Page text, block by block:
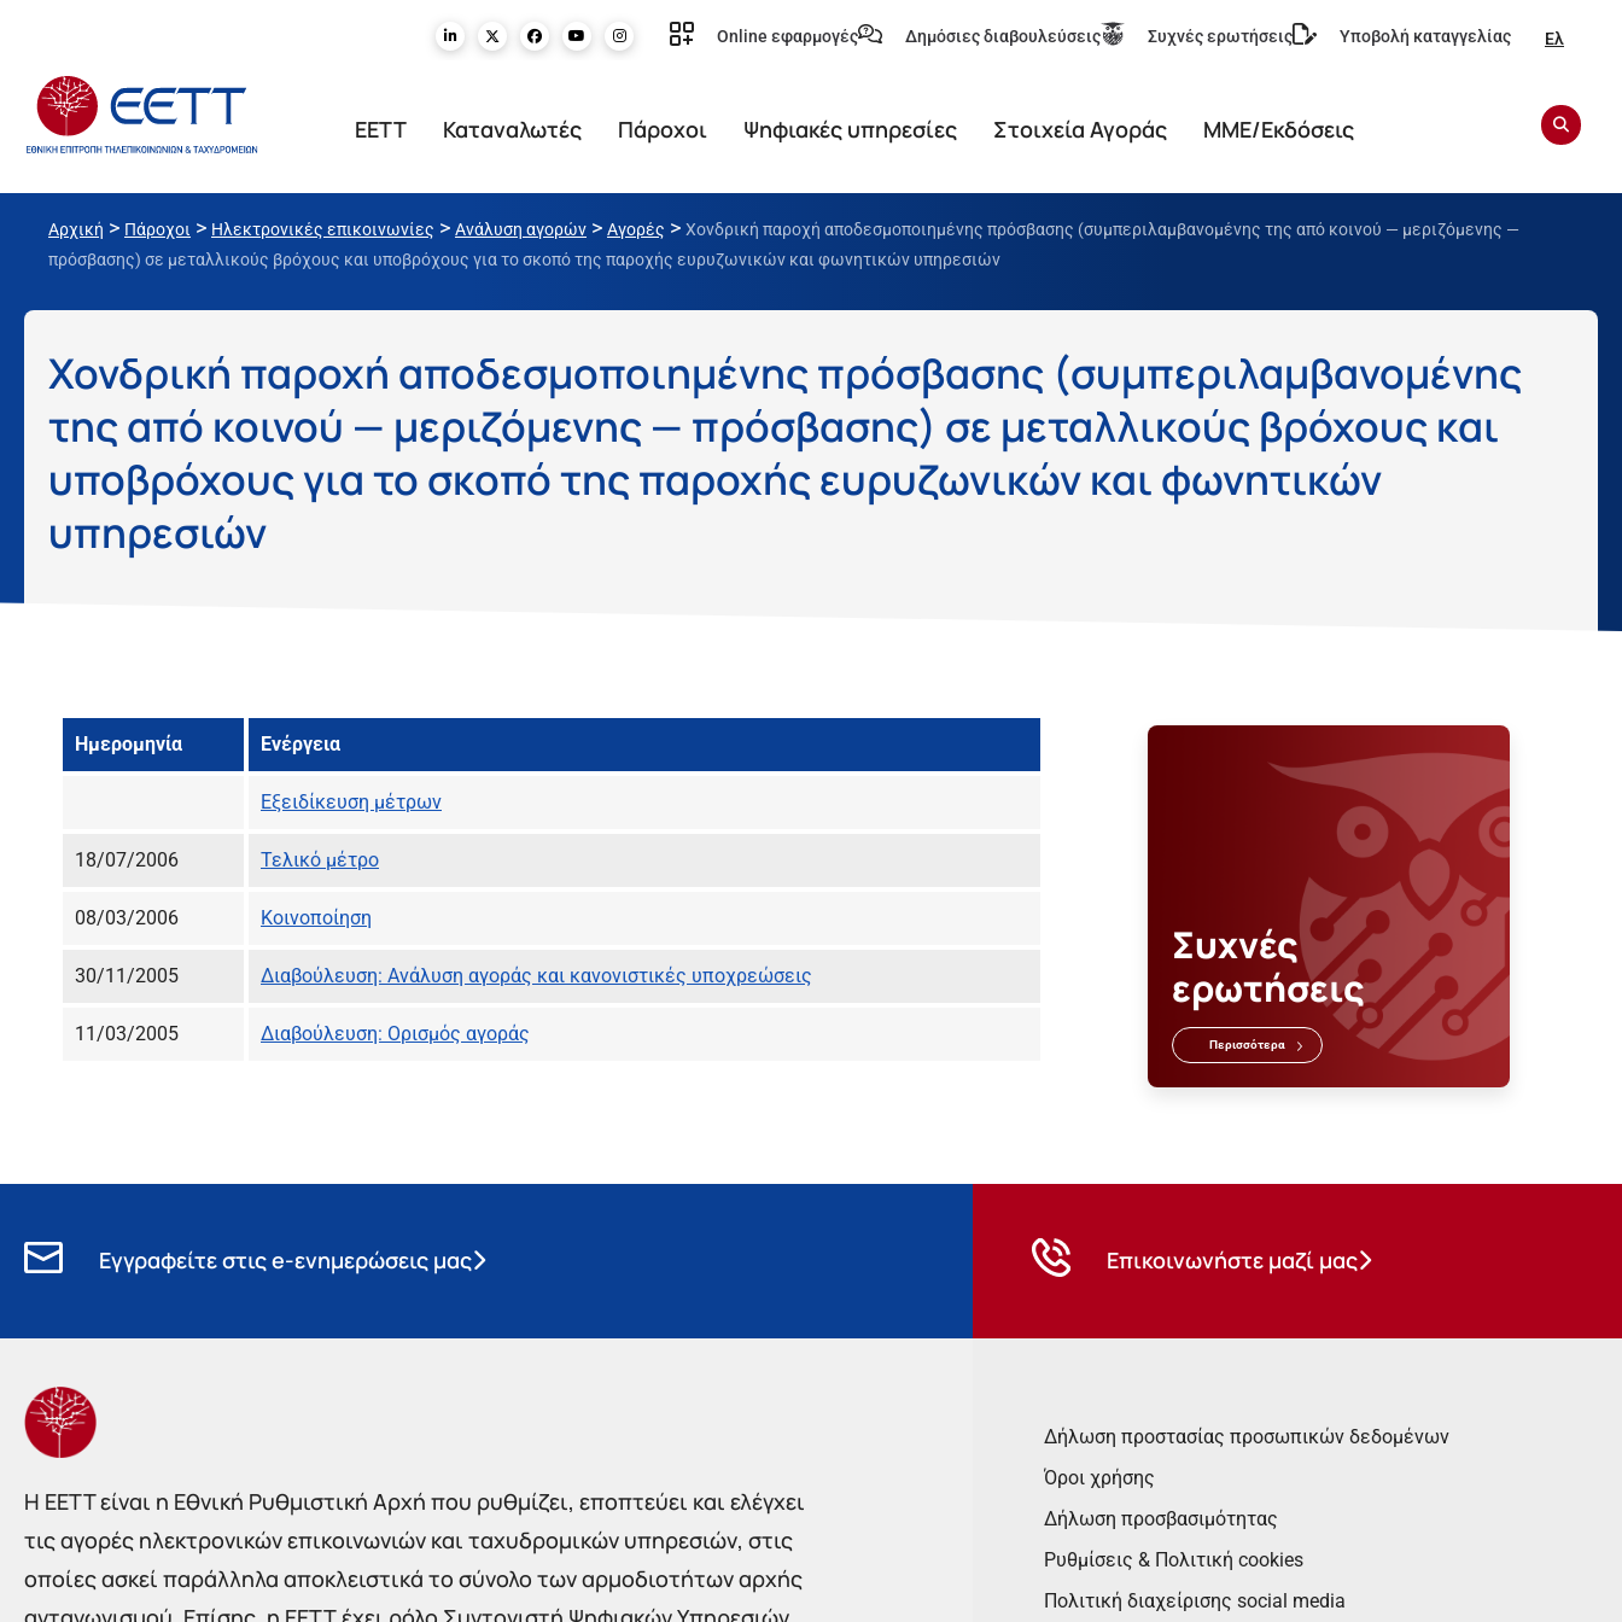
Online εφαρμογές Δημόσιες διαβουλεύσεις Συχνές ερωτήσεις Υποβολή καταγγελίας Ελ
ΕΕΤΤ Καταναλωτές Πάροχοι Ψηφιακές υπηρεσίες Στοιχεία Αγοράς ΜΜΕ/Εκδόσεις
Αρχική > Πάροχοι > Ηλεκτρονικές επικοινωνίες > Ανάλυση αγορών > Αγορές > Χονδρική παροχή αποδεσμοποιημένης πρόσβασης (συμπεριλαμβανομένης της από κοινού — μεριζόμενης —
πρόσβασης) σε μεταλλικούς βρόχους και υποβρόχους για το σκοπό της παροχής ευρυζωνικών και φωνητικών υπηρεσιών
Χονδρική παροχή αποδεσμοποιημένης πρόσβασης (συμπεριλαμβανομένης
της από κοινού — μεριζόμενης — πρόσβασης) σε μεταλλικούς βρόχους και
υποβρόχους για το σκοπό της παροχής ευρυζωνικών και φωνητικών
υπηρεσιών
Ημερομηνία Ενέργεια
Εξειδίκευση μέτρων
18/07/2006 Τελικό μέτρο
08/03/2006 Κοινοποίηση
30/11/2005 Διαβούλευση: Ανάλυση αγοράς και κανονιστικές υποχρεώσεις
11/03/2005 Διαβούλευση: Ορισμός αγοράς
Συχνές
ερωτήσεις
Περισσότερα
Εγγραφείτε στις e-ενημερώσεις μας Επικοινωνήστε μαζί μας
Η EETT είναι η Εθνική Ρυθμιστική Αρχή που ρυθμίζει, εποπτεύει και ελέγχει
τις αγορές ηλεκτρονικών επικοινωνιών και ταχυδρομικών υπηρεσιών, στις
οποίες ασκεί παράλληλα αποκλειστικά το σύνολο των αρμοδιοτήτων αρχής
Δήλωση προστασίας προσωπικών δεδομένων
Όροι χρήσης
Δήλωση προσβασιμότητας
Ρυθμίσεις & Πολιτική cookies
Πολιτική διαχείρισης social media